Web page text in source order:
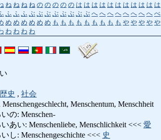
ね ね ね ね の の の の の は は は は は は は は は は は
ふ ふ ふ ぶ ぶ ぶ ぶ ぶ ぶ ぶ ぶ へ へ へ へ へ へ へ へ べ
め め め め め め も も も も も も も も も や や や や や
わ わ わ わ
歴史 , 社会
Menschengeschlecht, Menschentum, Menschheit
の: Menschen-
あい: Menschenliebe, Menschlichkeit <<< 愛
し: Menschengeschichte <<< 史